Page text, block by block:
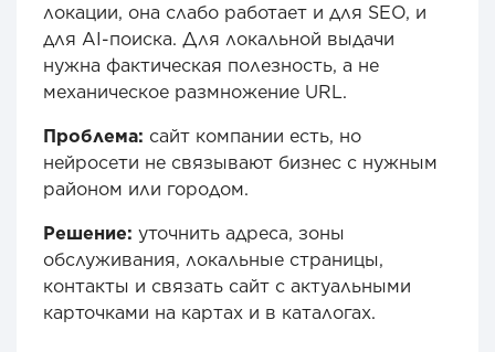
локации, она слабо работает и для SEO, и
для AI-поиска. Для локальной выдачи
нужна фактическая полезность, а не
механическое размножение URL.
Проблема: сайт компании есть, но
нейросети не связывают бизнес с нужным
районом или городом.
Решение: уточнить адреса, зоны
обслуживания, локальные страницы,
контакты и связать сайт с актуальными
карточками на картах и в каталогах.